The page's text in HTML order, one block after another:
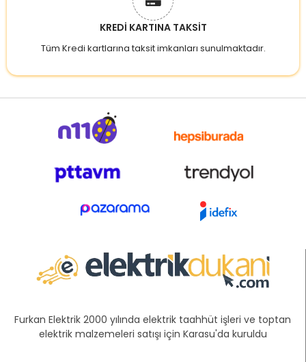
KREDİ KARTINA TAKSİT
Tüm Kredi kartlarına taksit imkanları sunulmaktadır.
Furkan Elektrik 2000 yılında elektrik taahhüt işleri ve toptan
elektrik malzemeleri satışı için Karasu'da kuruldu